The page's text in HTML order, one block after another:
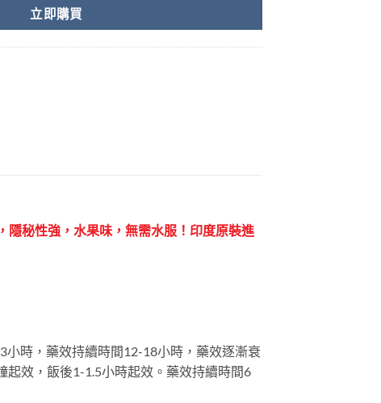
立即購買
隱秘性強，水果味，無需水服！印度原裝進
小時，藥效持續時間12-18小時，藥效逐漸衰
效，飯後1-1.5小時起效。藥效持續時間6